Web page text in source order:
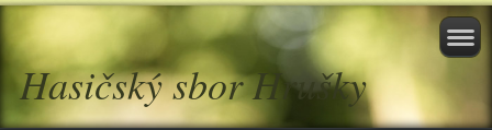
Hasičský sbor Hrušky